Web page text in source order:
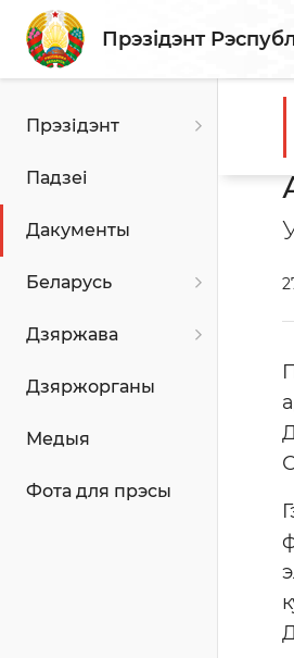
Прэзідэнт
Прэзідэнт
Падзеі
Дакументы
Беларусь
Дзяржава
Дзяржорганы
Медыя
Фота для прэсы